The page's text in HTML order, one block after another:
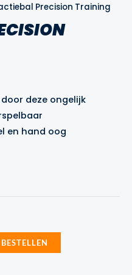
Precision Training
deze ongelijk
en hand oog